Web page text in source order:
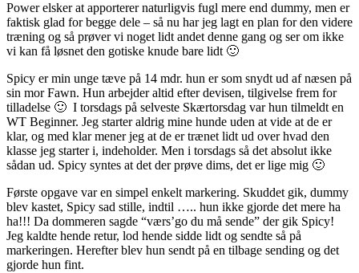
Power elsker at apporterer naturligvis fugl mere end dummy, men er
faktisk glad for begge dele – så nu har jeg lagt en plan for den videre
træning og så prøver vi noget lidt andet denne gang og ser om ikke
vi kan få løsnet den gotiske knude bare lidt 🙂
Spicy er min unge tæve på 14 mdr. hun er som snydt ud af næsen på
sin mor Fawn. Hun arbejder altid efter devisen, tilgivelse frem for
tilladelse 🙂 I torsdags på selveste Skærtorsdag var hun tilmeldt en
WT Beginner. Jeg starter aldrig mine hunde uden at vide at de er
klar, og med klar mener jeg at de er trænet lidt ud over hvad den
klasse jeg starter i, indeholder. Men i torsdags så det absolut ikke
sådan ud. Spicy syntes at det der prøve dims, det er lige mig 🙂
Første opgave var en simpel enkelt markering. Skuddet gik, dummy
blev kastet, Spicy sad stille, indtil ….. hun ikke gjorde det mere ha
ha!!! Da dommeren sagde “værs’go du må sende” der gik Spicy!
Jeg kaldte hende retur, lod hende sidde lidt og sendte så på
markeringen. Herefter blev hun sendt på en tilbage sending og det
gjorde hun fint.